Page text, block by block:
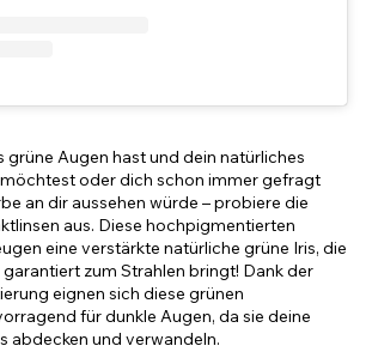
grüne Augen hast und dein natürliches
oder dich schon immer gefragt
an dir aussehen würde – probiere die
aus. Diese hochpigmentierten
eine verstärkte natürliche grüne Iris, die
zum Strahlen bringt! Dank der
eignen sich diese grünen
für dunkle Augen, da sie deine
abdecken und verwandeln.